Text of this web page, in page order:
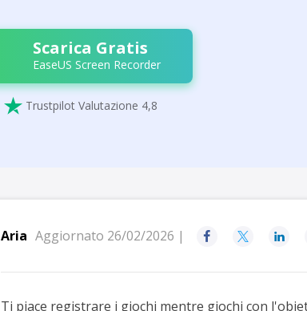
Scarica Gratis
EaseUS Screen Recorder
 Trustpilot Valutazione 4,8
Aria Aggiornato 26/02/2026 |   
Ti piace registrare i giochi mentre giochi con